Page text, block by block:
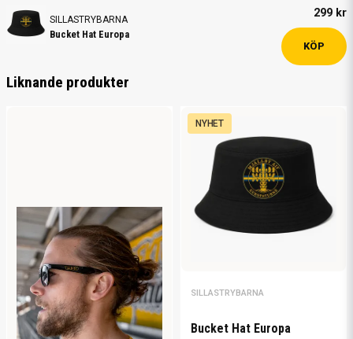
SILLASTRYBARNA
Bucket Hat Europa
299 kr
KÖP
Liknande produkter
SILLASTRYBARNA
Bucket Hat Europa
NYHET